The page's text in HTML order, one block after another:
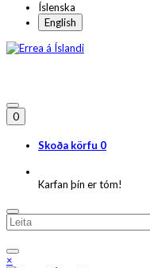
Íslenska
English
0
Skoða körfu 0
Karfan þín er tóm!
×